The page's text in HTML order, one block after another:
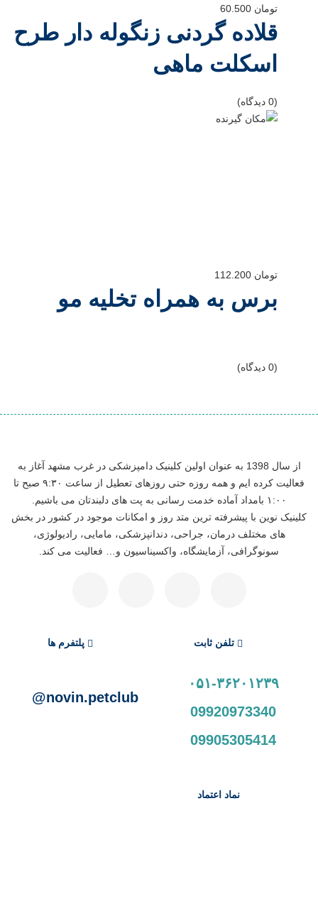
تومان
قلاده گردنی زنگوله دار طرح
اسکلت ماهی
(0 دیدگاه)
تومان
برس به همراه تخلیه مو
(0 دیدگاه)
از سال 1398 به عنوان اولین کلینیک دامپزشکی در غرب مشهد آغاز به
فعالیت کرده ایم و همه روزه حتی روزهای تعطیل از ساعت ۹:۳۰ صبح تا
۱:۰۰ بامداد آماده خدمت رسانی به پت های دلبندتان می باشیم.
کلینیک نوین با پیشرفته ترین متد روز و امکانات موجود در کشور در بخش
های مختلف درمان، جراحی، دندانپزشکی، مامایی، رادیولوژی،
سونوگرافی، آزمایشگاه، واکسیناسیون و… فعالیت می کند.
تلفن ثابت
۰۵۱-۳۶۲۰۱۲۳۹
09920973340
09905305414
پلتفرم ها
novin.petclub@
نماد اعتماد